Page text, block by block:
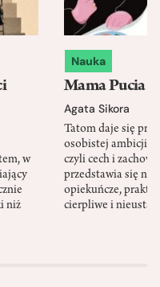
w
niż
Nauka
Mama Pucia
Agata Sikora
Tatom daje się
osobistej ambicji,
czyli cech i
przedstawia się
opiekuńcze,
cierpliwe i